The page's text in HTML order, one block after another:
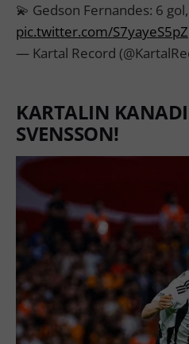
💫 Gedson Fernandes: 6
pic.twitter.com/S7yayeS5pZ
— Kartal Record
KARTALIN
SVENSSON!